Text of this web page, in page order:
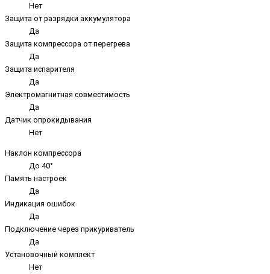
Нет
Защита от разрядки аккумулятора
Да
Защита компрессора от перегрева
Да
Защита испарителя
Да
Электромагнитная совместимость
Да
Датчик опрокидывания
Нет
Наклон компрессора
До 40°
Память настроек
Да
Индикация ошибок
Да
Подключение через прикуриватель
Да
Установочный комплект
Нет